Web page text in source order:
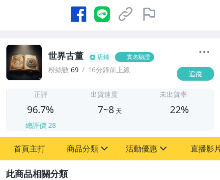
世界古董 店鋪 實名驗證
粉絲數 69 16分鐘前上線 追蹤
正評
96.7%
總評價 28
出貨速度
7~8 天
未出貨率
22%
首頁主打 商品分類
其它
活動優惠
[全店] 粉絲專享
直播影